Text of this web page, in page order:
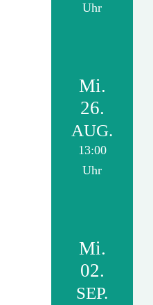
Uhr
Mi.
26.
AUG.
13:00
Uhr
Mi.
02.
SEP.